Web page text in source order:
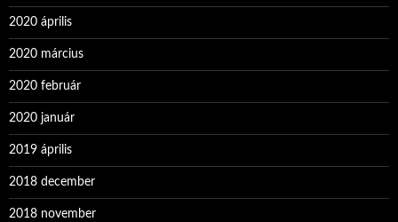
2020 április
2020 március
2020 február
2020 január
2019 április
2018 december
2018 november